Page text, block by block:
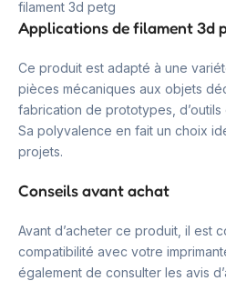
filament 3d petg
Applications de filament 3d
Ce produit est adapté à une
pièces mécaniques aux objets
fabrication de prototypes, d’outils
Sa polyvalence en fait un choix
projets.
Conseils avant achat
Avant d’acheter ce produit, il est
compatibilité avec votre
également de consulter les avis